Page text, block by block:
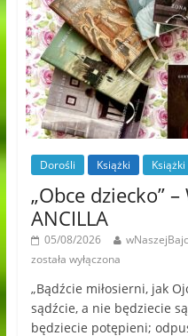
Dorośli Książki
„Obce dziecko”
ANCILLA
05/08/2026
została wyłączona
„Bądźcie miłosierni, jak
sądźcie, a nie będziecie
będziecie potępieni;